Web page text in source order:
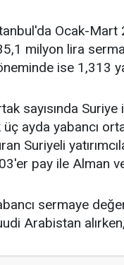
Ocak-Mart
milyon lira
ise 1,313
sayısında Suriye
üç ayda yabancı
Suriyeli
pay ile Alman
sermaye
Arabistan